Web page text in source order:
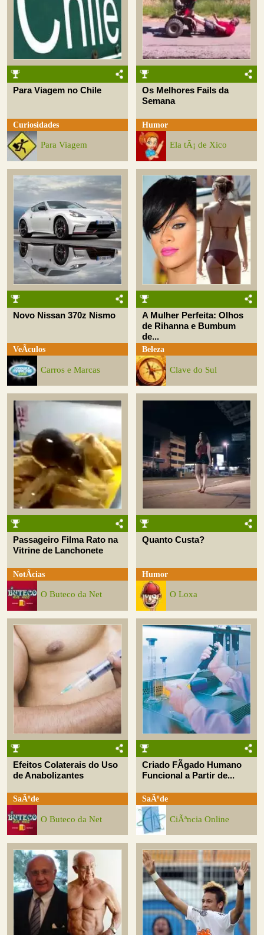
Para Viagem no Chile
Curiosidades
Para Viagem
Os Melhores Fails da
Semana
Humor
Ela tÃ¡ de Xico
Novo Nissan 370z Nismo
VeÃ­culos
Carros e Marcas
A Mulher Perfeita: Olhos
de Rihanna e Bumbum
de...
Beleza
Clave do Sul
Passageiro Filma Rato na
Vitrine de Lanchonete
NotÃ­cias
O Buteco da Net
Quanto Custa?
Humor
O Loxa
Efeitos Colaterais do Uso
de Anabolizantes
SaÃºde
O Buteco da Net
Criado FÃ­gado Humano
Funcional a Partir de...
SaÃºde
CiÃªncia Online